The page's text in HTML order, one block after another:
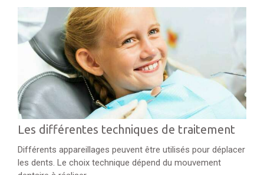
Les différentes techniques de traitement
Différents appareillages peuvent être utilisés pour déplacer
les dents. Le choix technique dépend du mouvement